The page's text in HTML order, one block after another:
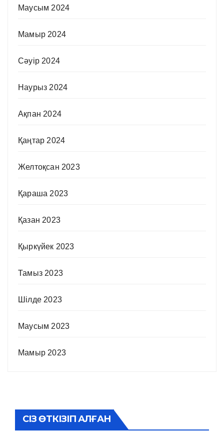
Маусым 2024
Мамыр 2024
Сәуір 2024
Наурыз 2024
Ақпан 2024
Қаңтар 2024
Желтоқсан 2023
Қараша 2023
Қазан 2023
Қыркүйек 2023
Тамыз 2023
Шілде 2023
Маусым 2023
Мамыр 2023
СІЗ ӨТКІЗІП АЛҒАН